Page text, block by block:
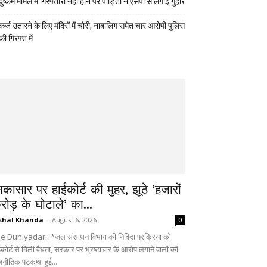
उतारने के लिए मंदिरों में चोरी, नाबालिग समेत चार आरोपी पुलिस
गिरफ्त में
पर हाईकोर्ट की मुहर, झूठे ‘हजारों
के घोटाले’ का...
Khanda - August 6, 2026 0
Duniyadari: *जल संसाधन विभाग की निविदा प्रक्रिया को
से मिली वैधता, सरकार पर भ्रष्टाचार के आरोप लगाने वालों की
पटकथा हुई...